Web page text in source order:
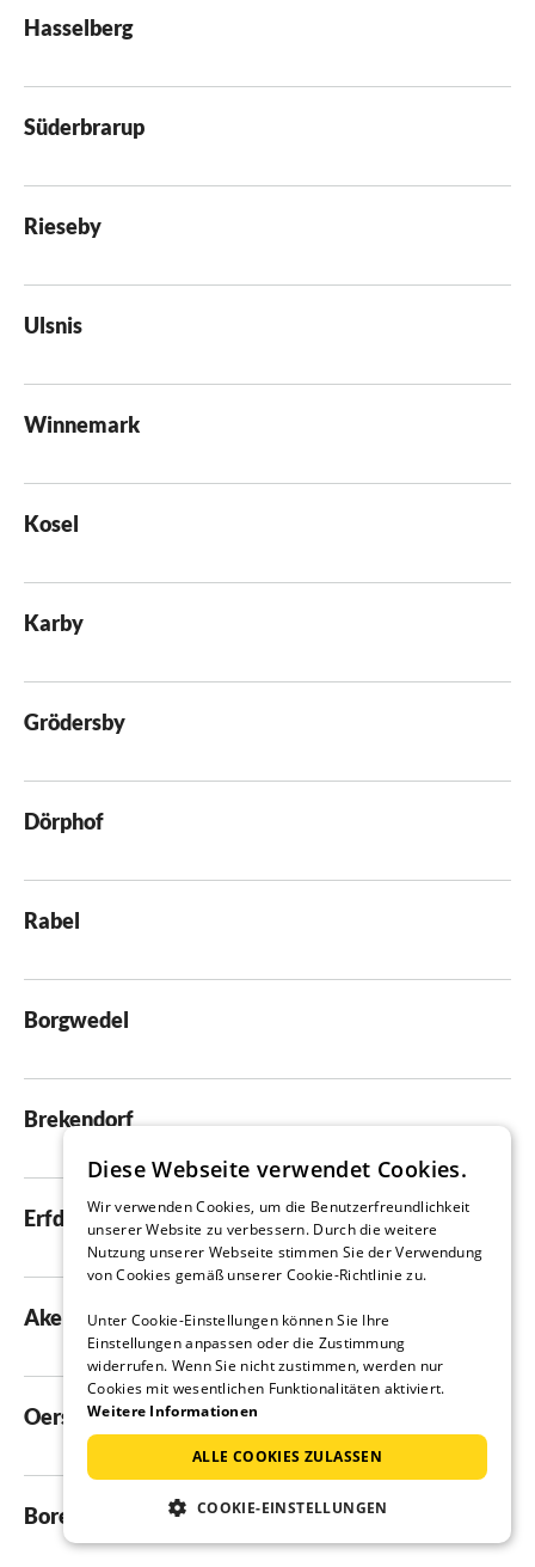
Hasselberg
Süderbrarup
Rieseby
Ulsnis
Winnemark
Kosel
Karby
Grödersby
Dörphof
Rabel
Borgwedel
Brekendorf
Erfde
Akeby
Oersberg
Boren
Diese Webseite verwendet Cookies.
Wir verwenden Cookies, um die Benutzerfreundlichkeit
unserer Website zu verbessern. Durch die weitere
Nutzung unserer Webseite stimmen Sie der Verwendung
von Cookies gemäß unserer Cookie-Richtlinie zu.
Unter Cookie-Einstellungen können Sie Ihre
Einstellungen anpassen oder die Zustimmung
widerrufen. Wenn Sie nicht zustimmen, werden nur
Cookies mit wesentlichen Funktionalitäten aktiviert.
Weitere Informationen
ALLE COOKIES ZULASSEN
COOKIE-EINSTELLUNGEN